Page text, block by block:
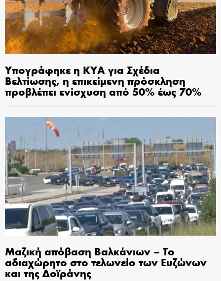
Υπογράφηκε η ΚΥΑ για Σχέδια
Βελτίωσης, η επικείμενη πρόσκληση
προβλέπει ενίσχυση από 50% έως 70%
Μαζική απόβαση Βαλκάνιων – Το
αδιαχώρητο στο τελωνείο των Ευζώνων
και της Δοϊράνης